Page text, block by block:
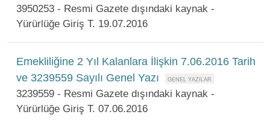
3950253 - Resmi Gazete dışındaki kaynak -
Yürürlüğe Giriş T. 19.07.2016
Emekliliğine 2 Yıl Kalanlara İlişkin 7.06.2016 Tarih
ve 3239559 Sayılı Genel Yazı
3239559 - Resmi Gazete dışındaki kaynak -
Yürürlüğe Giriş T. 07.06.2016